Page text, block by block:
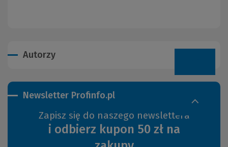
Autorzy
Newsletter Profinfo.pl
Zapisz się do naszego newslettera
i odbierz kupon 50 zł na